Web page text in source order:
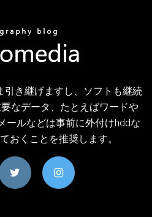
引き継げますし、ソフトも継続
なデータ、たとえばワードや
ールなどは事前に外付けhddな
おくことを推奨します。